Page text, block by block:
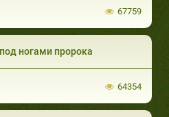
67759
ногами пророка
64354